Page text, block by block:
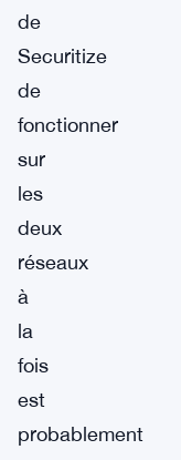
de
Securitize
de
fonctionner
sur
les
deux
réseaux
à
la
fois
est
probablement